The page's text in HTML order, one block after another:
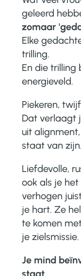
geleerd
zomaar
Elke
trilling.
En die trilling
energieveld.
Piekeren,
Dat verlaagt
uit
staat van zijn.
Liefdevolle,
ook als je het
verhogen
je hart. Ze
te komen
je zielsmissie.
Je mind
staat